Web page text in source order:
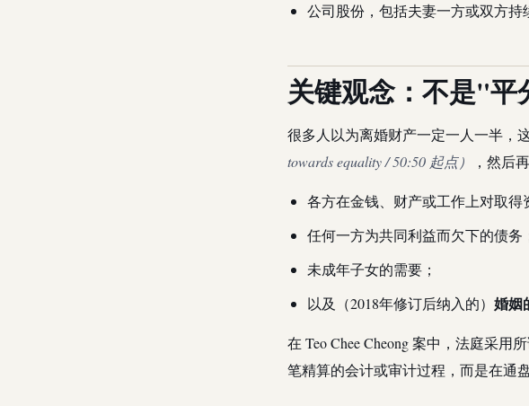
公司股份，包括夫妻一方或双方持
关键观念：不是"
很多人以为离婚财产一定一人一半，
towards equality / 50:50 起点）
，然后
各方在金钱、财产或工作上对取得
任何一方为共同利益而欠下的债务
未成年子女的需要；
以及（2018年修订后纳入的） 婚姻
在 Teo Chee Cheong 案中，法庭采用
笔精算的会计或审计过程，而是在通